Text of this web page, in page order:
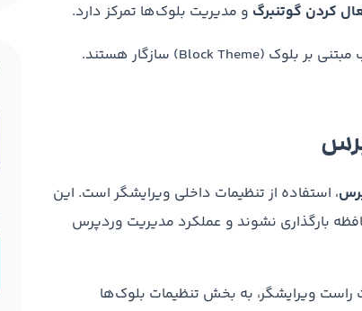
کردن گوتنبرگ و مدیریت بلوک‌ها تمرکز دارد.
تمام روش‌های این راهنما بدون نیاز به افزونه کار می‌کنند و با هر قالب مبتنی بر بلوک (Block Theme) سازگار هستند.
، استفاده از تنظیمات داخلی ویرایشگر است. این
بارگذاری نشوند و عملکرد مدیریت وردپرس
راست ویرایشگر، به بخش تنظیمات بلوک‌ها